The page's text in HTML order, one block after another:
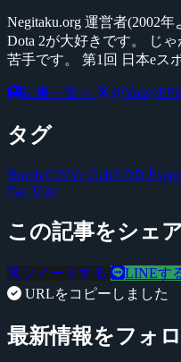
Negitaku.org 運営者(2002年
Dota 2が大好きです。 じ
苦手です。 第1回 日本eス
記事一覧へ @YossyFPS
タグ
Bomb CiNVe Cub3 DD
Paz Vorz
この記事をシェ
ツイートする LINEす
URLをコピーしました
最新情報をフォ